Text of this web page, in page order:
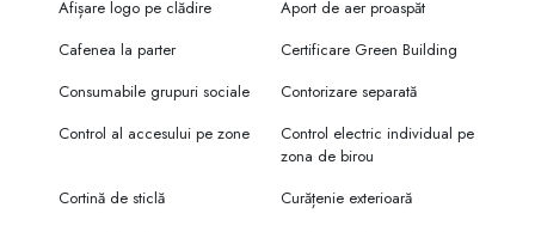
Afișare logo pe clădire
Aport de aer proaspăt
Cafenea la parter
Certificare Green Building
Consumabile grupuri sociale
Contorizare separată
Control al accesului pe zone
Control electric individual pe
zona de birou
Cortină de sticlă
Curățenie exterioară